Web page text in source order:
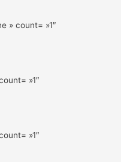
» count= »1″
»1″
»1″